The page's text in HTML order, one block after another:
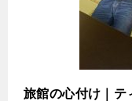
旅館の心付け｜テ